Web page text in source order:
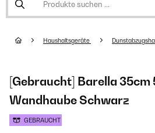
Haushaltsgeräte
[Gebraucht] Barella 35cm
Wandhaube Schwarz
GEBRAUCHT